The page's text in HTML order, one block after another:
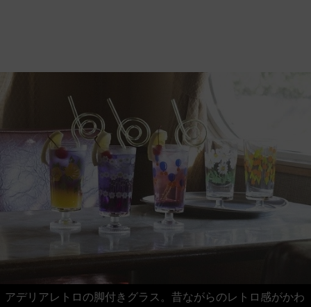
アデリアレトロの脚付きグラス。昔ながらのレトロ感がかわ